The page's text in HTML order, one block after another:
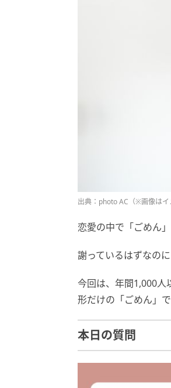
出典：photo AC（※画像はイ
恋愛の中で「ごめん
謝っているはずなの
今回は、年間1,000人
形だけの「ごめん」
本日の質問